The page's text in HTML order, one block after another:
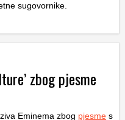
sugovornike.
zbog pjesme
Eminema zbog pjesme s